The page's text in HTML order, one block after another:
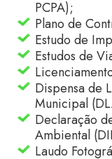
PCPA);
Plano de
Estudo de
Estudos de
Dispensa de
Municipal
Declaração
Ambiental
Laudo